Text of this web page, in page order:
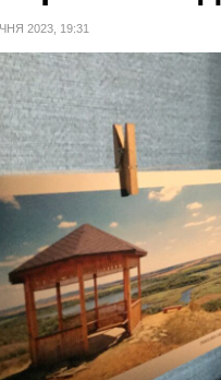
2023, 19:31